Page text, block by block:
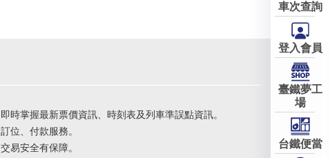
即時掌握最新票價資訊、時刻表及列車準誤點資訊。
訂位、付款服務。
交易安全有保障。
車次查詢
登入會員
臺鐵夢工
場
台鐵便當